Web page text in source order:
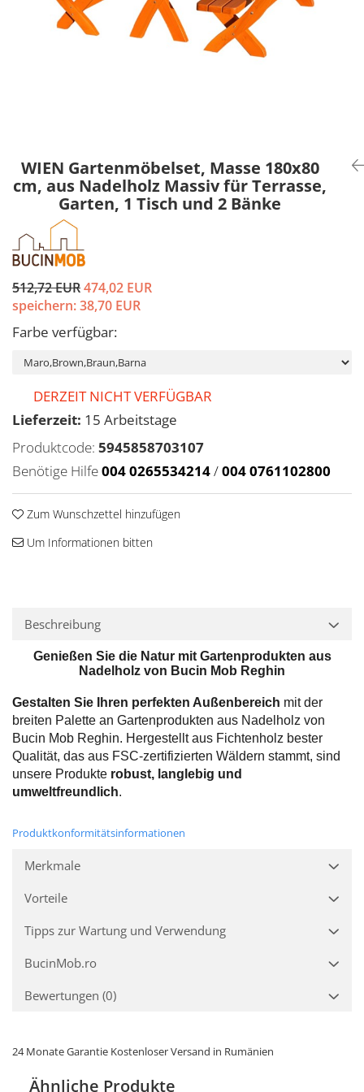
WIEN Gartenmöbelset, Masse 180x80
cm, aus Nadelholz Massiv für Terrasse,
Garten, 1 Tisch und 2 Bänke
512,72 EUR474,02 EUR
speichern:38,70 EUR
Farbe verfügbar:
DERZEIT NICHT VERFÜGBAR
Lieferzeit: 15 Arbeitstage
Produktcode: 5945858703107
Benötige Hilfe004 0265534214/004 0761102800
Zum Wunschzettel hinzufügen
Um Informationen bitten
Beschreibung
Genießen Sie die Natur mit Gartenprodukten aus
Nadelholz von Bucin Mob Reghin
Gestalten Sie Ihren perfekten Außenbereich mit der
breiten Palette an Gartenprodukten aus Nadelholz von
Bucin Mob Reghin. Hergestellt aus Fichtenholz bester
Qualität, das aus FSC-zertifizierten Wäldern stammt, sind
unsere Produkte robust, langlebig und
umweltfreundlich.
Produktkonformitätsinformationen
Merkmale
Vorteile
Tipps zur Wartung und Verwendung
BucinMob.ro
Bewertungen (0)
24 Monate Garantie Kostenloser Versand in Rumänien
Ähnliche Produkte